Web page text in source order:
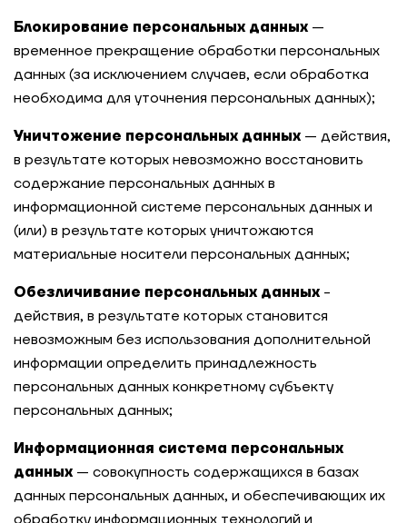
Блокирование персональных данных —
временное прекращение обработки персональных
данных (за исключением случаев, если обработка
необходима для уточнения персональных данных);
Уничтожение персональных данных — действия,
в результате которых невозможно восстановить
содержание персональных данных в
информационной системе персональных данных и
(или) в результате которых уничтожаются
материальные носители персональных данных;
Обезличивание персональных данных -
действия, в результате которых становится
невозможным без использования дополнительной
информации определить принадлежность
персональных данных конкретному субъекту
персональных данных;
Информационная система персональных
данных — совокупность содержащихся в базах
данных персональных данных, и обеспечивающих их
обработку информационных технологий и